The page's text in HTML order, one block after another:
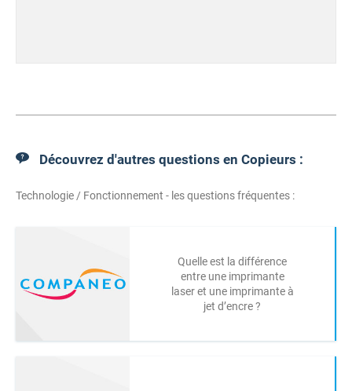
Découvrez d'autres questions en Copieurs :
Technologie / Fonctionnement - les questions fréquentes :
Quelle est la différence
entre une imprimante
laser et une imprimante à
jet d’encre ?